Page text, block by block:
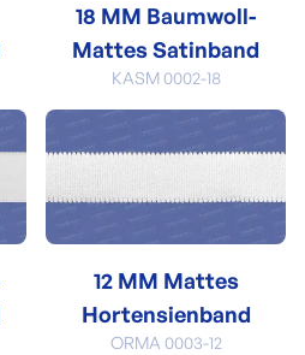
18 MM Baumwoll-
Mattes Satinband
KASM 0002-18
12 MM Mattes
Hortensienband
ORMA 0003-12